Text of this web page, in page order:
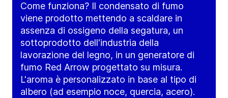
Come funziona? Il condensato di fumo
viene prodotto mettendo a scaldare in
assenza di ossigeno della segatura, un
sottoprodotto dell'industria della
lavorazione del legno, in un generatore di
fumo Red Arrow progettato su misura.
L'aroma è personalizzato in base al tipo di
albero (ad esempio noce, quercia, acero).